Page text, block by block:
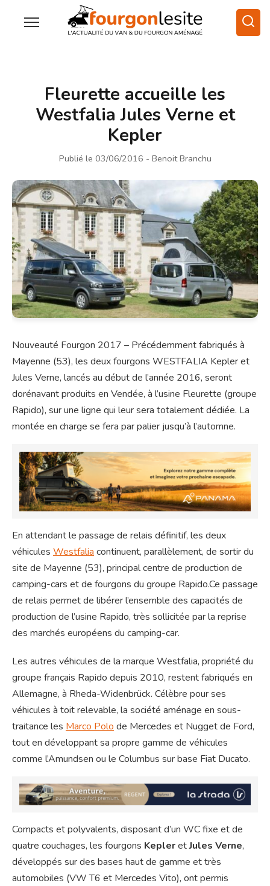
Fleurette accueille les
Westfalia Jules Verne et
Kepler
Publié le 03/06/2016 - Benoit Branchu
Nouveauté Fourgon 2017 – Précédemment fabriqués à
Mayenne (53), les deux fourgons WESTFALIA Kepler et
Jules Verne, lancés au début de l’année 2016, seront
dorénavant produits en Vendée, à l’usine Fleurette (groupe
Rapido), sur une ligne qui leur sera totalement dédiée. La
montée en charge se fera par palier jusqu’à l’automne.
En attendant le passage de relais définitif, les deux
véhicules Westfalia continuent, parallèlement, de sortir du
site de Mayenne (53), principal centre de production de
camping-cars et de fourgons du groupe Rapido.Ce passage
de relais permet de libérer l’ensemble des capacités de
production de l’usine Rapido, très sollicitée par la reprise
des marchés européens du camping-car.
Les autres véhicules de la marque Westfalia, propriété du
groupe français Rapido depuis 2010, restent fabriqués en
Allemagne, à Rheda-Widenbrück. Célèbre pour ses
véhicules à toit relevable, la société aménage en sous-
traitance les Marco Polo de Mercedes et Nugget de Ford,
tout en développant sa propre gamme de véhicules
comme l’Amundsen ou le Columbus sur base Fiat Ducato.
Compacts et polyvalents, disposant d’un WC fixe et de
quatre couchages, les fourgons KepleretJules Verne,
développés sur des bases haut de gamme et très
automobiles (VW T6 et Mercedes Vito), ont permis